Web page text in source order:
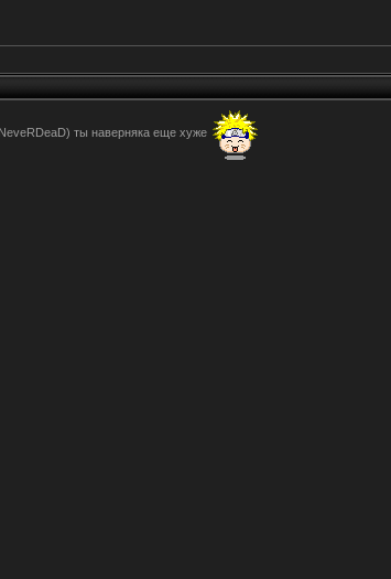
ты наверняка еще хуже